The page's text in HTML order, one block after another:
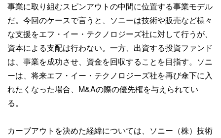
事業に取り組むスピンアウトの中間に位置する事業モデル
だ。今回のケースで言うと、ソニーは技術や販売など様々
な支援をエフ・イー・テクノロジーズ社に対して行うが、
資本による支配は行わない。一方、出資する投資ファンド
は、事業を成功させ、資金を回収することを目指す。ソニ
ーは、将来エフ・イー・テクノロジーズ社を再び傘下に入
れたくなった場合、M&Aの際の優先権を与えられてい
る。
カーブアウトを決めた経緯については、ソニー（株）技術